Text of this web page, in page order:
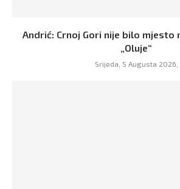
Andrić: Crnoj Gori nije bilo mjesto
„Oluje“
Srijeda, 5 Augusta 2026,